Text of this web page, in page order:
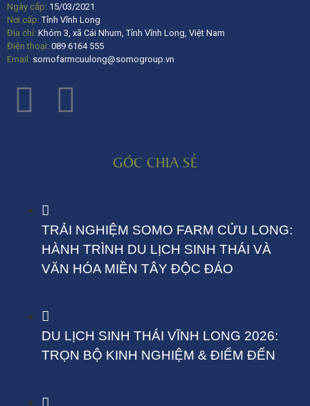
Ngày cấp: 15/03/2021
Nơi cấp:Tỉnh Vĩnh Long
Địa chỉ: Khóm 3, xã Cái Nhum, Tỉnh Vĩnh Long, Việt Nam
Điện thoại: 089 6164 555
Email: somofarmcuulong@somogroup.vn
GÓC CHIA SẺ
TRẢI NGHIỆM SOMO FARM CỬU LONG:
HÀNH TRÌNH DU LỊCH SINH THÁI VÀ
VĂN HÓA MIỀN TÂY ĐỘC ĐÁO
DU LỊCH SINH THÁI VĨNH LONG 2026:
TRỌN BỘ KINH NGHIỆM & ĐIỂM ĐẾN